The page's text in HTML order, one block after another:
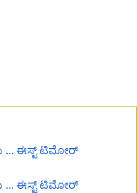
... ಈಸ್ಟ್ ಟಿಮೋರ್
... ಈಸ್ಟ್ ಟಿಮೋರ್